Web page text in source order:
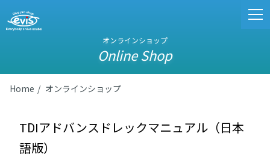
オンラインショップ
Online Shop
Home オンラインショップ
TⅮIアドバンスドレックマニュアル（日本
語版）